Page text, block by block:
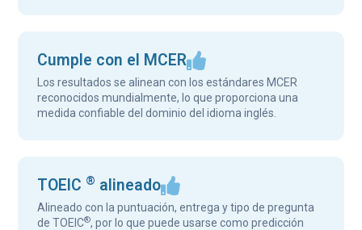
Cumple con el MCER
Los resultados se alinean con los estándares MCER
reconocidos mundialmente, lo que proporciona una
medida confiable del dominio del idioma inglés.
TOEIC ® alineado
Alineado con la puntuación, entrega y tipo de pregunta
de TOEIC®, por lo que puede usarse como predicción